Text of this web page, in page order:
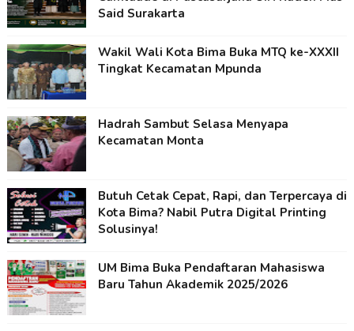
Said Surakarta
Wakil Wali Kota Bima Buka MTQ ke-XXXII
Tingkat Kecamatan Mpunda
Hadrah Sambut Selasa Menyapa
Kecamatan Monta
Butuh Cetak Cepat, Rapi, dan Terpercaya di
Kota Bima? Nabil Putra Digital Printing
Solusinya!
UM Bima Buka Pendaftaran Mahasiswa
Baru Tahun Akademik 2025/2026